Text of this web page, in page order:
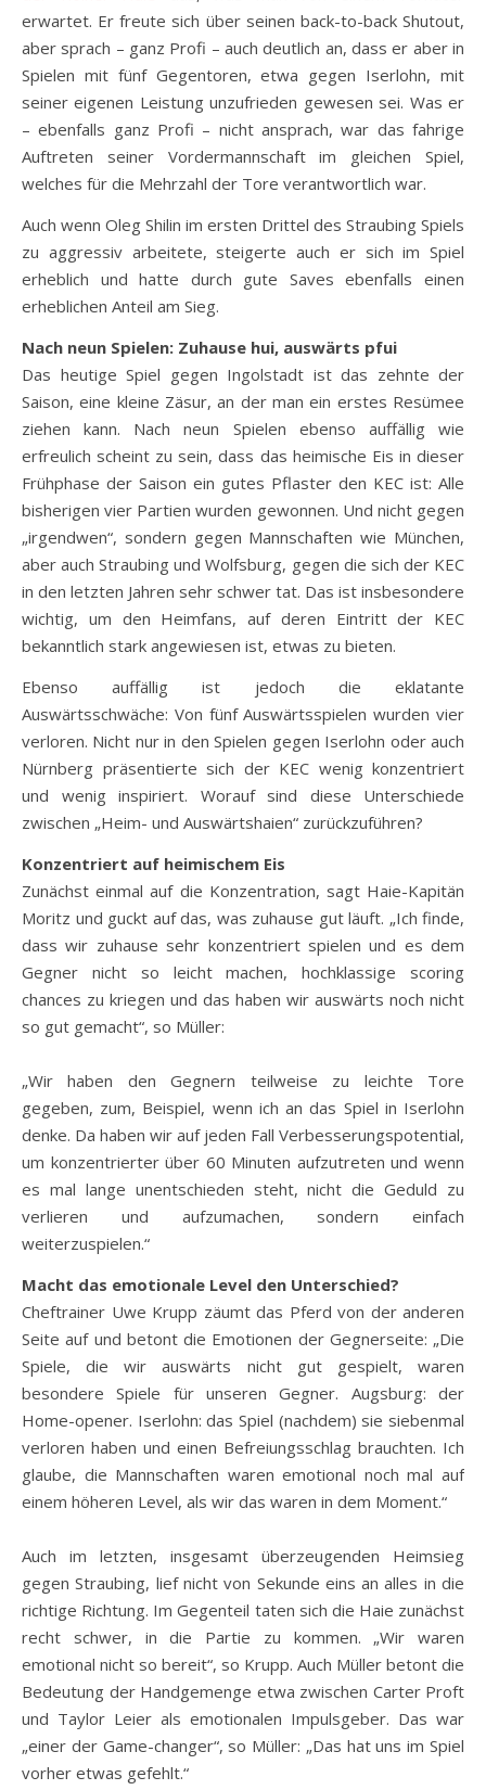
erwartet. Er freute sich über seinen back-to-back Shutout,
aber sprach – ganz Profi – auch deutlich an, dass er aber in
Spielen mit fünf Gegentoren, etwa gegen Iserlohn, mit
seiner eigenen Leistung unzufrieden gewesen sei. Was er
– ebenfalls ganz Profi – nicht ansprach, war das fahrige
Auftreten seiner Vordermannschaft im gleichen Spiel,
welches für die Mehrzahl der Tore verantwortlich war.
Auch wenn Oleg Shilin im ersten Drittel des Straubing Spiels
zu aggressiv arbeitete, steigerte auch er sich im Spiel
erheblich und hatte durch gute Saves ebenfalls einen
erheblichen Anteil am Sieg.
Nach neun Spielen: Zuhause hui, auswärts pfui
Das heutige Spiel gegen Ingolstadt ist das zehnte der
Saison, eine kleine Zäsur, an der man ein erstes Resümee
ziehen kann. Nach neun Spielen ebenso auffällig wie
erfreulich scheint zu sein, dass das heimische Eis in dieser
Frühphase der Saison ein gutes Pflaster den KEC ist: Alle
bisherigen vier Partien wurden gewonnen. Und nicht gegen
„irgendwen“, sondern gegen Mannschaften wie München,
aber auch Straubing und Wolfsburg, gegen die sich der KEC
in den letzten Jahren sehr schwer tat. Das ist insbesondere
wichtig, um den Heimfans, auf deren Eintritt der KEC
bekanntlich stark angewiesen ist, etwas zu bieten.
Ebenso auffällig ist jedoch die eklatante
Auswärtsschwäche: Von fünf Auswärtsspielen wurden vier
verloren. Nicht nur in den Spielen gegen Iserlohn oder auch
Nürnberg präsentierte sich der KEC wenig konzentriert
und wenig inspiriert. Worauf sind diese Unterschiede
zwischen „Heim- und Auswärtshaien“ zurückzuführen?
Konzentriert auf heimischem Eis
Zunächst einmal auf die Konzentration, sagt Haie-Kapitän
Moritz und guckt auf das, was zuhause gut läuft. „Ich finde,
dass wir zuhause sehr konzentriert spielen und es dem
Gegner nicht so leicht machen, hochklassige scoring
chances zu kriegen und das haben wir auswärts noch nicht
so gut gemacht“, so Müller:
„Wir haben den Gegnern teilweise zu leichte Tore
gegeben, zum, Beispiel, wenn ich an das Spiel in Iserlohn
denke. Da haben wir auf jeden Fall Verbesserungspotential,
um konzentrierter über 60 Minuten aufzutreten und wenn
es mal lange unentschieden steht, nicht die Geduld zu
verlieren und aufzumachen, sondern einfach
weiterzuspielen.“
Macht das emotionale Level den Unterschied?
Cheftrainer Uwe Krupp zäumt das Pferd von der anderen
Seite auf und betont die Emotionen der Gegnerseite: „Die
Spiele, die wir auswärts nicht gut gespielt, waren
besondere Spiele für unseren Gegner. Augsburg: der
Home-opener. Iserlohn: das Spiel (nachdem) sie siebenmal
verloren haben und einen Befreiungsschlag brauchten. Ich
glaube, die Mannschaften waren emotional noch mal auf
einem höheren Level, als wir das waren in dem Moment.“
Auch im letzten, insgesamt überzeugenden Heimsieg
gegen Straubing, lief nicht von Sekunde eins an alles in die
richtige Richtung. Im Gegenteil taten sich die Haie zunächst
recht schwer, in die Partie zu kommen. „Wir waren
emotional nicht so bereit“, so Krupp. Auch Müller betont die
Bedeutung der Handgemenge etwa zwischen Carter Proft
und Taylor Leier als emotionalen Impulsgeber. Das war
„einer der Game-changer“, so Müller: „Das hat uns im Spiel
vorher etwas gefehlt.“